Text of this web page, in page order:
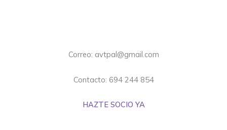
Correo: avtpal@gmail.com
Contacto: 694 244 854
HAZTE SOCIO YA